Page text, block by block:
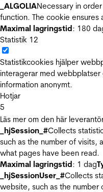
_ALGOLIANecessary in
function. The cookie ensures
Maximal lagringstid: 180
Statistik 12
Statistikcookies hjälper
interagerar med
information anonymt.
Hotjar
5
Läs mer om den här
_hjSession_#Collects
such as the number of visits,
what pages have been read.
Maximal lagringstid: 1 dag
_hjSessionUser_#Collects
website, such as the